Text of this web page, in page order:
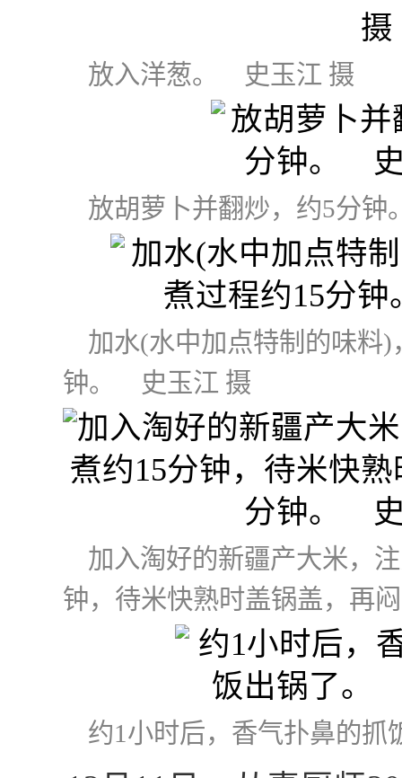
放入洋葱。 史玉江 摄
放胡萝卜并翻炒，约5分
加水(水中加点特制的味料
钟。 史玉江 摄
加入淘好的新疆产大米，
钟，待米快熟时盖锅盖，再
约1小时后，香气扑鼻的